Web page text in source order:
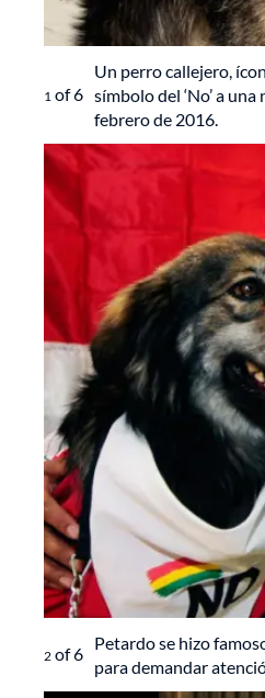
1 of6
Un perro callejero,
símbolo del ‘No’ a
febrero de 2016.
2 of6
Petardo se hizo
para demandar